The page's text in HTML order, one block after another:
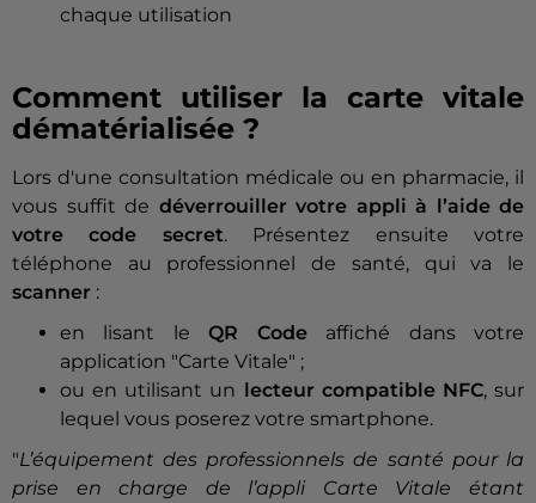
chaque utilisation
Comment utiliser la carte vitale
dématérialisée ?
Lors d'une consultation médicale ou en pharmacie, il
vous suffit de déverrouiller votre appli à l’aide de
votre code secret. Présentez ensuite votre
téléphone au professionnel de santé, qui va le
scanner :
en lisant le QR Codeaffiché dans votre
application "Carte Vitale" ;
ou en utilisant un
lecteur compatible NFC, sur
lequel vous poserez votre smartphone.
"L’équipement des professionnels de santé pour la
prise en charge de l’appli Carte Vitale étant